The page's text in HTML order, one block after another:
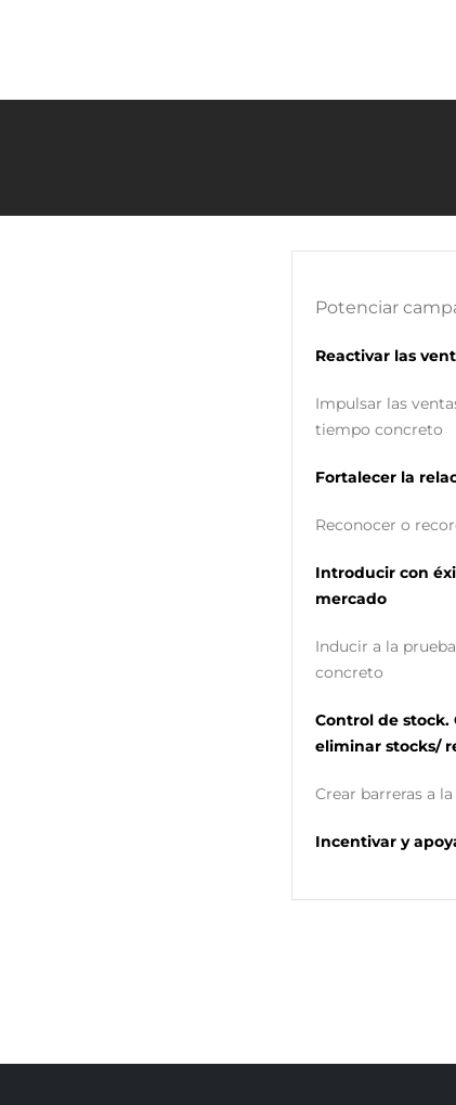
Potenciar
Reactivar las
Impulsar las
tiempo concreto
Fortalecer la
Reconocer o
Introducir con
mercado
Inducir a la
concreto
Control de stock.
eliminar stocks/
Crear barreras a
Incentivar y